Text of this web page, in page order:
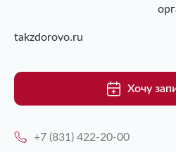
takzdorovo.ru
Хочу
+7 (831) 422-20-00